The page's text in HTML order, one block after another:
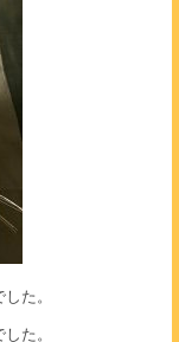
た。
た。